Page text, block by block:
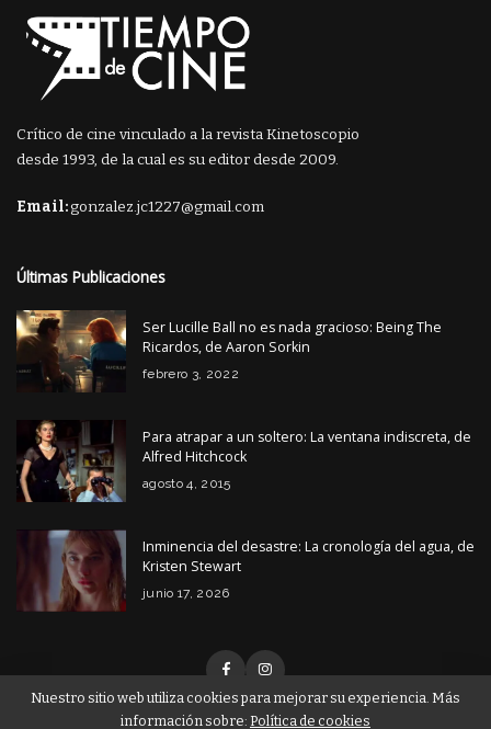
Crítico de cine vinculado a la revista Kinetoscopio
desde 1993, de la cual es su editor desde 2009.
Email:gonzalez.jc1227@gmail.com
Últimas Publicaciones
Ser Lucille Ball no es nada gracioso: Being The
Ricardos, de Aaron Sorkin
febrero 3, 2022
Para atrapar a un soltero: La ventana indiscreta, de
Alfred Hitchcock
agosto 4, 2015
Inminencia del desastre: La cronología del agua, de
Kristen Stewart
junio 17, 2026
Nuestro sitio web utiliza cookies para mejorar su experiencia. Más
información sobre: Política de cookies